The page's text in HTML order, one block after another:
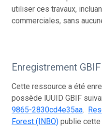
utiliser ces travaux,
commerciales, sans
Enregistrement GBIF
Cette ressource a été
possède lUUID GBIF
9865-2830cd4e35aa.
Forest (INBO) publie